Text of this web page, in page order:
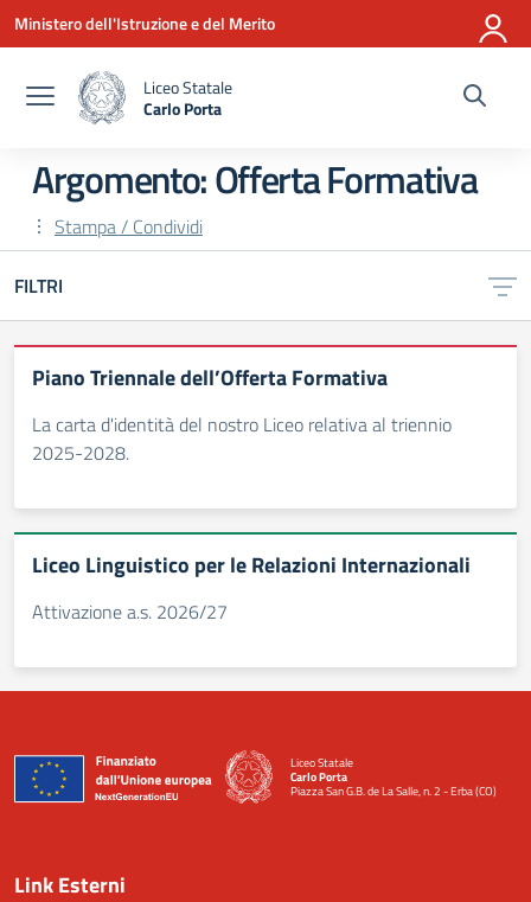
Vai ai contenuti
Vai al menu di navigazione
Vai al footer
Ministero dell'Istruzione e del Merito
Liceo Statale
Carlo Porta
Argomento: Offerta Formativa
Stampa / Condividi
FILTRI
Piano Triennale dell’Offerta Formativa
La carta d'identità del nostro Liceo relativa al triennio
2025-2028.
Liceo Linguistico per le Relazioni Internazionali
Attivazione a.s. 2026/27
Liceo Statale
Carlo Porta
Piazza San G.B. de La Salle, n. 2 - Erba (CO)
— Visita la pagina iniziale della scuola
Link Esterni